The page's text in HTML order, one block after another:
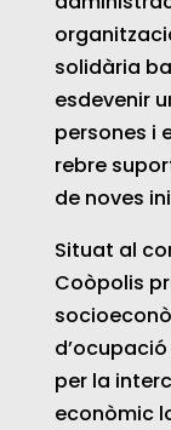
solidària
esdevenir
persones i
rebre
de noves
Situat al
Coòpolis
per la
econòmic